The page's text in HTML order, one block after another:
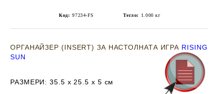
Код: 97234-FS Тегло: 1.000 кг
ОРГАНАЙЗЕР (INSERT) ЗА НАСТОЛНАТА ИГРА RISING
SUN
РАЗМЕРИ: 35.5 х 25.5 х 5 см